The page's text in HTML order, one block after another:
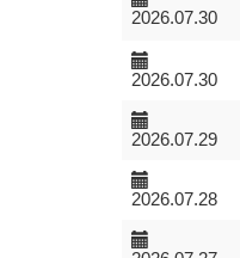
2026.07.30
2026.07.30
2026.07.29
2026.07.28